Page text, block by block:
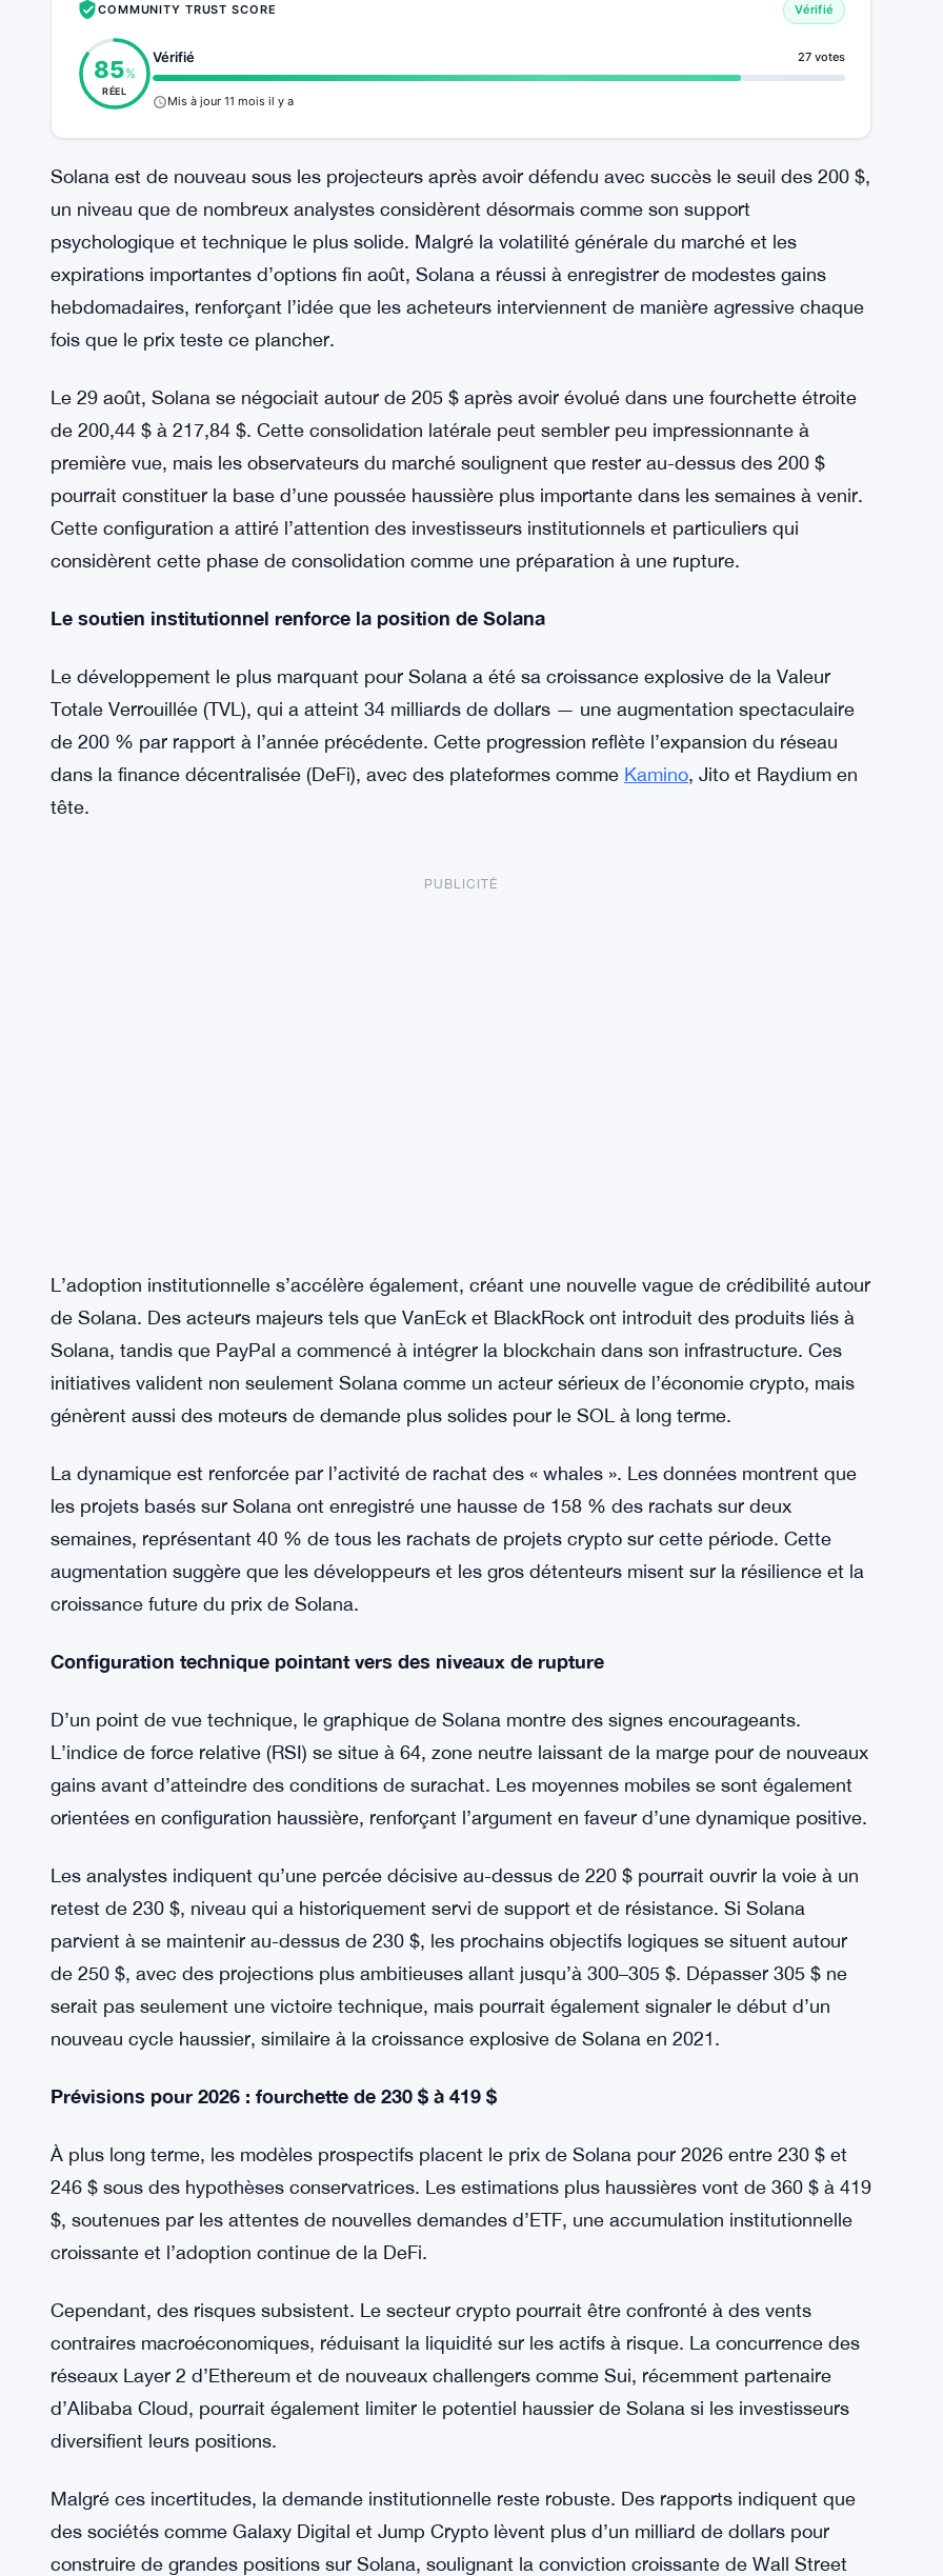
COMMUNITY TRUST SCORE Vérifié
85%
RÉEL
Vérifié 27 votes
Mis à jour 11 mois il y a
Solana est de nouveau sous les projecteurs après avoir défendu avec succès le seuil des 200 $,
un niveau que de nombreux analystes considèrent désormais comme son support
psychologique et technique le plus solide. Malgré la volatilité générale du marché et les
expirations importantes d’options fin août, Solana a réussi à enregistrer de modestes gains
hebdomadaires, renforçant l’idée que les acheteurs interviennent de manière agressive chaque
fois que le prix teste ce plancher.
Le 29 août, Solana se négociait autour de 205 $ après avoir évolué dans une fourchette étroite
de 200,44 $ à 217,84 $. Cette consolidation latérale peut sembler peu impressionnante à
première vue, mais les observateurs du marché soulignent que rester au-dessus des 200 $
pourrait constituer la base d’une poussée haussière plus importante dans les semaines à venir.
Cette configuration a attiré l’attention des investisseurs institutionnels et particuliers qui
considèrent cette phase de consolidation comme une préparation à une rupture.
Le soutien institutionnel renforce la position de Solana
Le développement le plus marquant pour Solana a été sa croissance explosive de la Valeur
Totale Verrouillée (TVL), qui a atteint 34 milliards de dollars — une augmentation spectaculaire
de 200 % par rapport à l’année précédente. Cette progression reflète l’expansion du réseau
dans la finance décentralisée (DeFi), avec des plateformes comme Kamino, Jito et Raydium en
tête.
PUBLICITÉ
L’adoption institutionnelle s’accélère également, créant une nouvelle vague de crédibilité autour
de Solana. Des acteurs majeurs tels que VanEck et BlackRock ont introduit des produits liés à
Solana, tandis que PayPal a commencé à intégrer la blockchain dans son infrastructure. Ces
initiatives valident non seulement Solana comme un acteur sérieux de l’économie crypto, mais
génèrent aussi des moteurs de demande plus solides pour le SOL à long terme.
La dynamique est renforcée par l’activité de rachat des « whales ». Les données montrent que
les projets basés sur Solana ont enregistré une hausse de 158 % des rachats sur deux
semaines, représentant 40 % de tous les rachats de projets crypto sur cette période. Cette
augmentation suggère que les développeurs et les gros détenteurs misent sur la résilience et la
croissance future du prix de Solana.
Configuration technique pointant vers des niveaux de rupture
D’un point de vue technique, le graphique de Solana montre des signes encourageants.
L’indice de force relative (RSI) se situe à 64, zone neutre laissant de la marge pour de nouveaux
gains avant d’atteindre des conditions de surachat. Les moyennes mobiles se sont également
orientées en configuration haussière, renforçant l’argument en faveur d’une dynamique positive.
Les analystes indiquent qu’une percée décisive au-dessus de 220 $ pourrait ouvrir la voie à un
retest de 230 $, niveau qui a historiquement servi de support et de résistance. Si Solana
parvient à se maintenir au-dessus de 230 $, les prochains objectifs logiques se situent autour
de 250 $, avec des projections plus ambitieuses allant jusqu’à 300–305 $. Dépasser 305 $ ne
serait pas seulement une victoire technique, mais pourrait également signaler le début d’un
nouveau cycle haussier, similaire à la croissance explosive de Solana en 2021.
Prévisions pour 2026 : fourchette de 230 $ à 419 $
À plus long terme, les modèles prospectifs placent le prix de Solana pour 2026 entre 230 $ et
246 $ sous des hypothèses conservatrices. Les estimations plus haussières vont de 360 $ à 419
$, soutenues par les attentes de nouvelles demandes d’ETF, une accumulation institutionnelle
croissante et l’adoption continue de la DeFi.
Cependant, des risques subsistent. Le secteur crypto pourrait être confronté à des vents
contraires macroéconomiques, réduisant la liquidité sur les actifs à risque. La concurrence des
réseaux Layer 2 d’Ethereum et de nouveaux challengers comme Sui, récemment partenaire
d’Alibaba Cloud, pourrait également limiter le potentiel haussier de Solana si les investisseurs
diversifient leurs positions.
Malgré ces incertitudes, la demande institutionnelle reste robuste. Des rapports indiquent que
des sociétés comme Galaxy Digital et Jump Crypto lèvent plus d’un milliard de dollars pour
construire de grandes positions sur Solana, soulignant la conviction croissante de Wall Street